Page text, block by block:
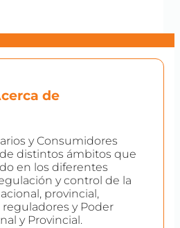
de
y Consumidores
distintos ámbitos que
en los diferentes
y control de la
provincial,
y Poder
y Provincial.